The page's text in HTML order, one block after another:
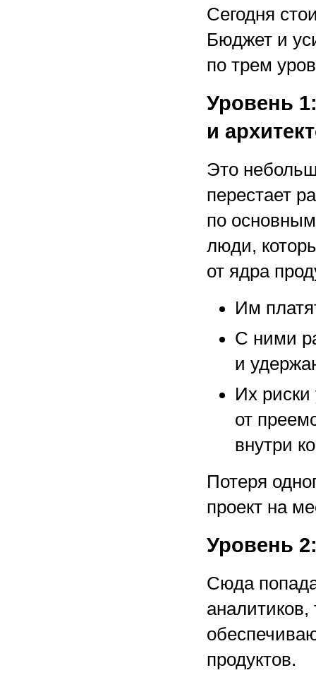
Сегодня
Бюджет и
по трем
Уровень
и
Это
перестает
по
люди,
от ядра
Им
С ними
и
Их
от
внутри
Потеря
проект на
Уровень
Сюда
продуктов.